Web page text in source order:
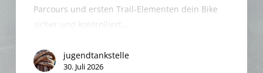
Parcours und ersten Trail-Elementen dein Bike
sicher und kontrolliert…
jugendtankstelle
30. Juli 2026